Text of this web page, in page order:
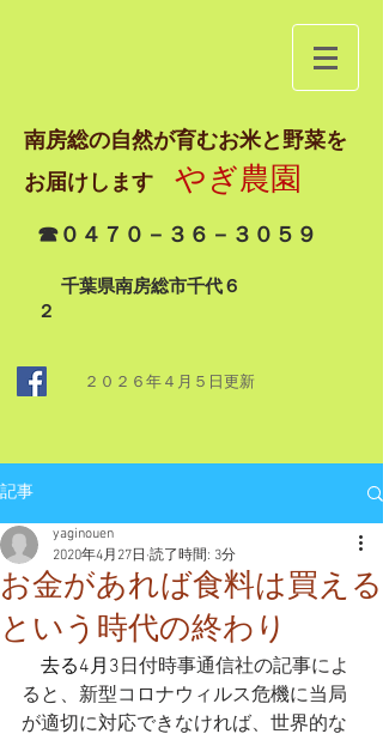
南房総の自然が育むお米と野菜を
お届けします やぎ農園
☎０４７０－３６－３０５９
千葉県南房総市千代６
２
２０２６年４月５日 更新
記事
お金があれば食料は買える
という時代の終わり
yaginouen
2020年4月27日 読了時間: 3分
去る4月3 日付時事通信社の記事によ
ると、新型コロナウィルス危機に当局
が適切に対応できなければ、世界的な